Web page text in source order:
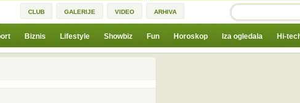
CLUB GALERIJE VIDEO ARHIVA TRAŽI
Biznis Lifestyle Showbiz Fun Horoskop Iza ogledala Hi-